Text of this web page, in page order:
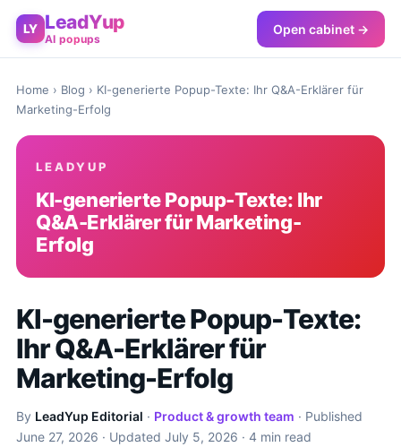
LY LeadYup
AI popups
Open cabinet →
Home › Blog › KI-generierte Popup-Texte: Ihr Q&A-Erklärer für
Marketing-Erfolg
LEADYUP
KI-generierte Popup-Texte: Ihr
Q&A-Erklärer für Marketing-
Erfolg
KI-generierte Popup-Texte:
Ihr Q&A-Erklärer für
Marketing-Erfolg
By LeadYup Editorial · Product & growth team · Published
June 27, 2026 · Updated July 5, 2026 · 4 min read